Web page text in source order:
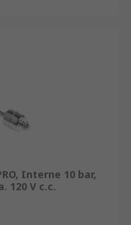
Interne 10 bar,
120 V c.c.